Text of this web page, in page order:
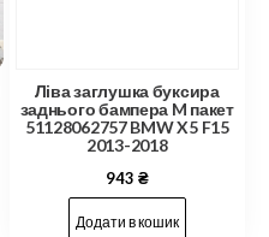
Ліва заглушка буксира
заднього бампера M пакет
51128062757 BMW X5 F15
2013-2018
943 ₴
Додати в кошик